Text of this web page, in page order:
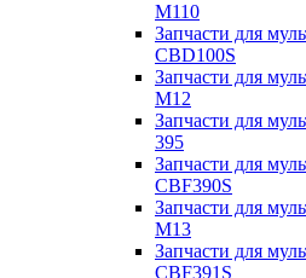
M110
Запчасти для
CBD100S
Запчасти для
M12
Запчасти для
395
Запчасти для
CBF390S
Запчасти для
M13
Запчасти для
CBF391S